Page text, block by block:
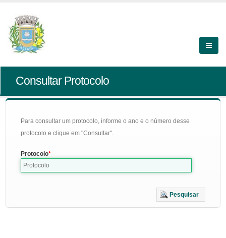
Consultar Protocolo
Para consultar um protocolo, informe o ano e o número desse
protocolo e clique em "Consultar".
Protocolo
Pesquisar